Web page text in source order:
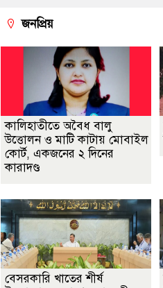
জনপ্রিয়
কালিহাতীতে অবৈধ বালু
উত্তোলন ও মাটি কাটায় মোবাইল
কোর্ট, একজনের ২ দিনের
কারাদণ্ড
বেসরকারি খাতের শীর্ষ